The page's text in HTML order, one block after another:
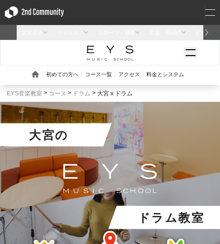
EYS音楽教室 コース ドラム 大宮 x ドラム
大宮の
ドラム教室